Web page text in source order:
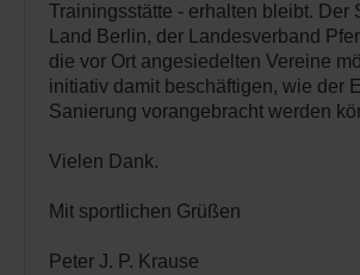
Trainingsstätte - erhalten bleibt. Der
Land Berlin, der Landesverband
die vor Ort angesiedelten Vereine
initiativ damit beschäftigen, wie der
Sanierung vorangebracht werden
Vielen Dank.
Mit sportlichen Grüßen
Peter J. P. Krause